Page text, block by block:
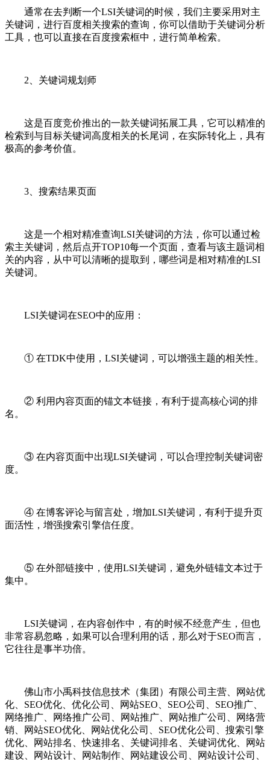
通常在去判断一个LSI关键词的时候，我们主要采用对主
关键词，进行百度相关搜索的查询，你可以借助于关键词分析
工具，也可以直接在百度搜索框中，进行简单检索。
2、关键词规划师
这是百度竞价推出的一款关键词拓展工具，它可以精准的
检索到与目标关键词高度相关的长尾词，在实际转化上，具有
极高的参考价值。
3、搜索结果页面
这是一个相对精准查询LSI关键词的方法，你可以通过检
索主关键词，然后点开TOP10每一个页面，查看与该主题词相
关的内容，从中可以清晰的提取到，哪些词是相对精准的LSI
关键词。
LSI关键词在SEO中的应用：
① 在TDK中使用，LSI关键词，可以增强主题的相关性。
② 利用内容页面的锚文本链接，有利于提高核心词的排
名。
③ 在内容页面中出现LSI关键词，可以合理控制关键词密
度。
④ 在博客评论与留言处，增加LSI关键词，有利于提升页
面活性，增强搜索引擎信任度。
⑤ 在外部链接中，使用LSI关键词，避免外链锚文本过于
集中。
LSI关键词，在内容创作中，有的时候不经意产生，但也
非常容易忽略，如果可以合理利用的话，那么对于SEO而言，
它往往是事半功倍。
佛山市小禹科技信息技术（集团）有限公司主营、网站优
化、SEO优化、优化公司、网站SEO、SEO公司、SEO推广、
网络推广、网络推广公司、网站推广、网站推广公司、网络营
销、网站SEO优化、网站优化公司、SEO优化公司、搜索引擎
优化、网站排名、快速排名、关键词排名、关键词优化、网站
建设、网站设计、网站制作、网站建设公司、网站设计公司、